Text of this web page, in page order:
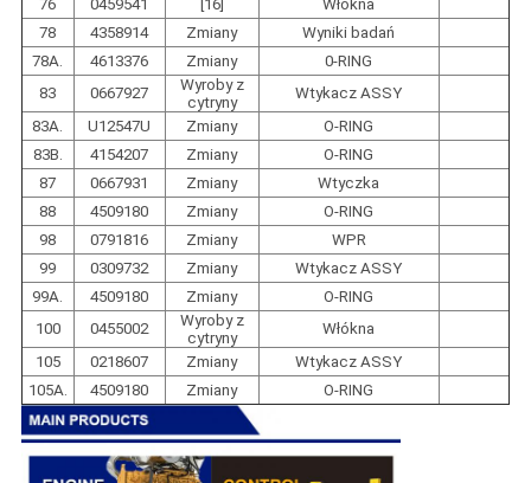
76
0459541 [16]
Włókna
78
4358914 Zmiany
Wyniki badań
78A.
4613376 Zmiany
0-RING
83
0667927
Wyroby z
cytryny
Wtykacz ASSY
83A.
U12547U Zmiany
O-RING
83B.
4154207 Zmiany
O-RING
87
0667931 Zmiany
Wtyczka
88
4509180 Zmiany
O-RING
98
0791816 Zmiany
WPR
99
0309732 Zmiany
Wtykacz ASSY
99A.
4509180 Zmiany
O-RING
100
0455002
Wyroby z
cytryny
Włókna
105
0218607 Zmiany
Wtykacz ASSY
105A.
4509180 Zmiany O-RING